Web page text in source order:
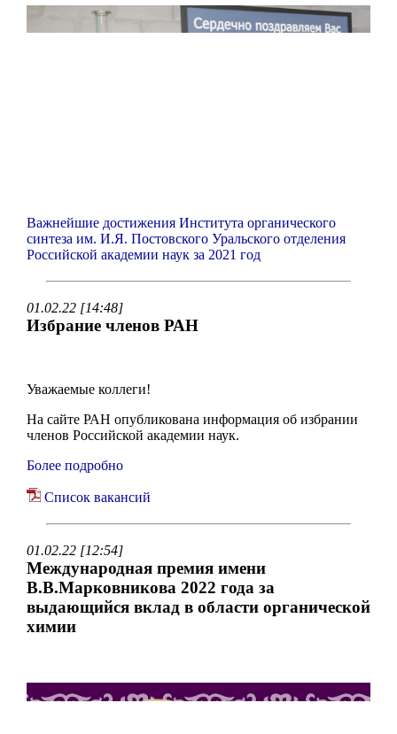
Важнейшие достижения Института органического
синтеза им. И.Я. Постовского Уральского отделения
Российской академии наук за 2021 год
01.02.22 [14:48]
Избрание членов РАН
Уважаемые коллеги!
На сайте РАН опубликована информация об избрании
членов Российской академии наук.
Более подробно
Список вакансий
01.02.22 [12:54]
Международная премия имени
В.В.Марковникова 2022 года за
выдающийся вклад в области органической
химии